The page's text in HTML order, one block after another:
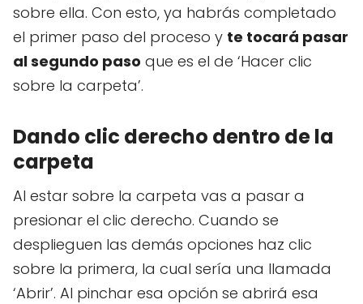
sobre ella. Con esto, ya habrás completado
el primer paso del proceso y te tocará pasar
al segundo paso que es el de ‘Hacer clic
sobre la carpeta’.
Dando clic derecho dentro de la
carpeta
Al estar sobre la carpeta vas a pasar a
presionar el clic derecho. Cuando se
desplieguen las demás opciones haz clic
sobre la primera, la cual sería una llamada
‘Abrir’. Al pinchar esa opción se abrirá esa